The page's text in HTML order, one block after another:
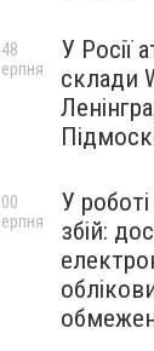
У Росії
склади
У
збій: